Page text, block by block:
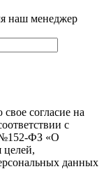
наш менеджер
согласие на
с
№152-ФЗ «О
целей,
данных